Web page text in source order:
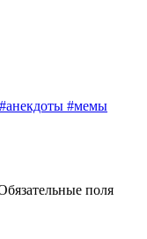
#мемы
поля